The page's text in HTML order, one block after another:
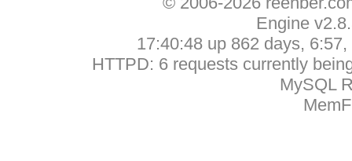
Engine
17:40:48 up 862 days,
HTTPD: 6 requests currently
MySQL